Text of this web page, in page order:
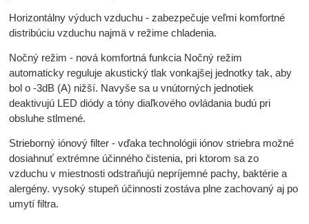
Horizontálny výduch vzduchu - zabezpečuje veľmi komfortné
distribúciu vzduchu najmä v režime chladenia.
Nočný režim - nová komfortná funkcia Nočný režim
automaticky reguluje akustický tlak vonkajšej jednotky tak, aby
bol o -3dB (A) nižší. Navyše sa u vnútorných jednotiek
deaktivujú LED diódy a tóny diaľkového ovládania budú pri
obsluhe stlmené.
Strieborný iónový filter - vďaka technológii iónov striebra možné
dosiahnuť extrémne účinného čistenia, pri ktorom sa zo
vzduchu v miestnosti odstraňujú nepríjemné pachy, baktérie a
alergény. vysoký stupeň účinnosti zostáva plne zachovaný aj po
umytí filtra.